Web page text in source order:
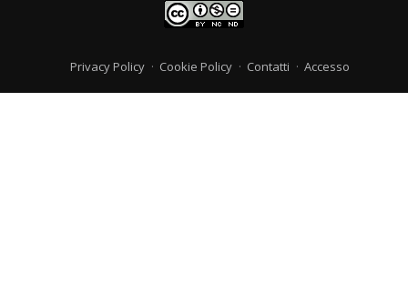
Privacy Policy Cookie Policy Contatti Accesso